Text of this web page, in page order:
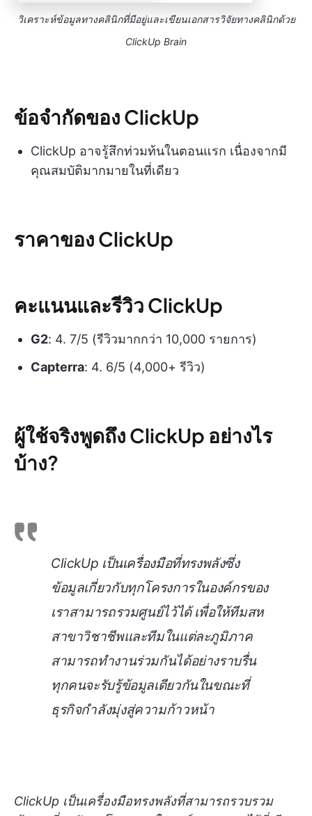
วิเคราะห์ข้อมูลทางคลินิกที่มีอยู่และเขียนเอกสารวิจัยทางคลินิกด้วย
ClickUp Brain
ข้อจำกัดของ ClickUp
ClickUp อาจรู้สึกท่วมท้นในตอนแรก เนื่องจากมี
คุณสมบัติมากมายในที่เดียว
ราคาของ ClickUp
คะแนนและรีวิว ClickUp
G2: 4. 7/5 (รีวิวมากกว่า 10,000 รายการ)
Capterra: 4. 6/5 (4,000+ รีวิว)
ผู้ใช้จริงพูดถึง ClickUp อย่างไร
บ้าง?
ClickUp เป็นเครื่องมือที่ทรงพลังซึ่ง
ข้อมูลเกี่ยวกับทุกโครงการในองค์กรของ
เราสามารถรวมศูนย์ไว้ได้ เพื่อให้ทีมสห
สาขาวิชาชีพและทีมในแต่ละภูมิภาค
สามารถทำงานร่วมกันได้อย่างราบรื่น
ทุกคนจะรับรู้ข้อมูลเดียวกันในขณะที่
ธุรกิจกำลังมุ่งสู่ความก้าวหน้า
ClickUp เป็นเครื่องมือทรงพลังที่สามารถรวบรวม